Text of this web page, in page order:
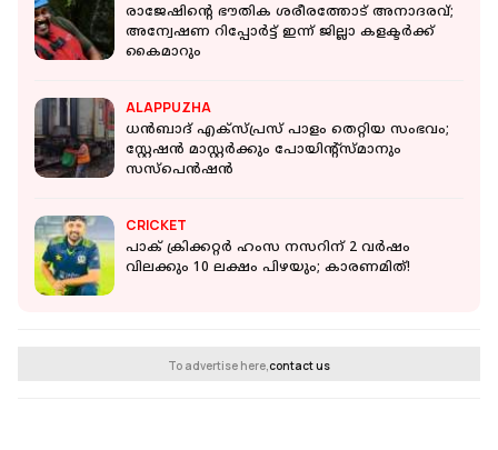
രാജേഷിന്റെ ഭൗതിക ശരീരത്തോട് അനാദരവ്;
അന്വേഷണ റിപ്പോര്‍ട്ട് ഇന്ന് ജില്ലാ കളക്ടര്‍ക്ക്
കൈമാറും
ALAPPUZHA
ധന്‍ബാദ് എക്‌സ്പ്രസ് പാളം തെറ്റിയ സംഭവം;
സ്റ്റേഷന്‍ മാസ്റ്റര്‍ക്കും പോയിന്റ്‌സ്മാനും
സസ്‌പെന്‍ഷന്‍
CRICKET
പാക് ക്രിക്കറ്റർ ഹംസ നസറിന് 2 വർഷം
വിലക്കും 10 ലക്ഷം പിഴയും; കാരണമിത്!
To advertise here, contact us